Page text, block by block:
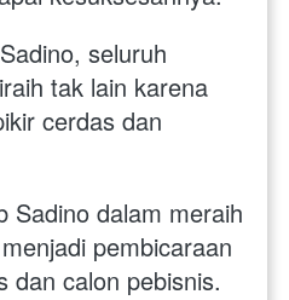
seluruh
tak lain karena
cerdas dan
Sadino dalam meraih
pembicaraan
dan calon pebisnis.